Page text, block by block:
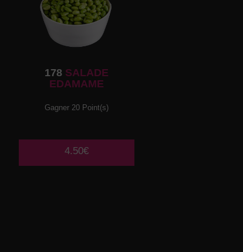
178 SALADE
EDAMAME
Gagner 20 Point(s)
4.50€